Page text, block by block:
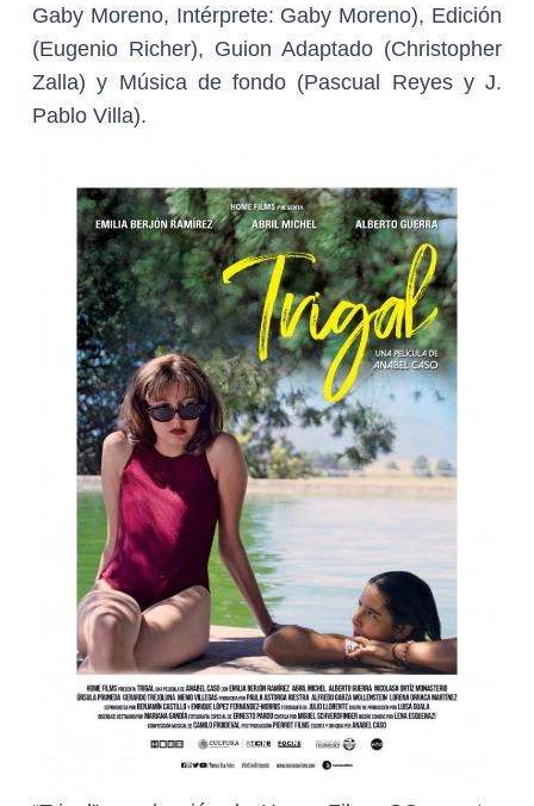
Gaby Moreno, Intérprete: Gaby Moreno), Edición
(Eugenio Richer), Guion Adaptado (Christopher
Zalla) y Música de fondo (Pascual Reyes y J.
Pablo Villa).